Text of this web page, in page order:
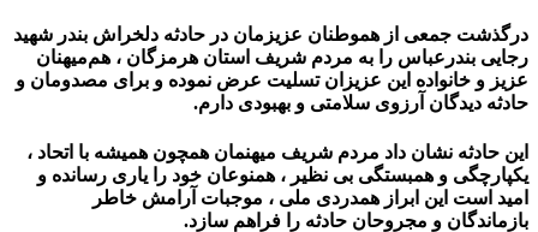
درگذشت جمعی از هموطنان عزیزمان در حادثه دلخراش بندر شهید
رجایی بندرعباس را به مردم شریف استان هرمزگان ، هم‌میهنان
عزیز و خانواده این عزیزان تسلیت عرض نموده و برای مصدومان و
حادثه دیدگان آرزوی سلامتی و بهبودی دارم.
این حادثه نشان داد مردم شریف میهنمان همچون همیشه با اتحاد ،
یکپارچگی و همبستگی بی نظیر ، همنوعان خود را یاری رسانده و
امید است این ابراز همدردی ملی ، موجبات آرامش خاطر
بازماندگان و مجروحان حادثه را فراهم سازد.